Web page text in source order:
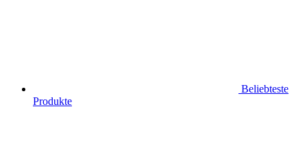
Beliebteste
Produkte